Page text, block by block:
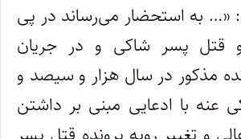
«… به استحضار می‌رساند در پی
قتل پسر شاکی و در جریان
مذکور در سال هزار و سیصد و
عنه با ادعایی مبنی بر داشتن